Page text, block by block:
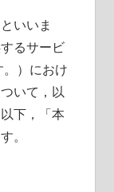
いいま
るサービ
）におけ
いて，以
下，「本
。